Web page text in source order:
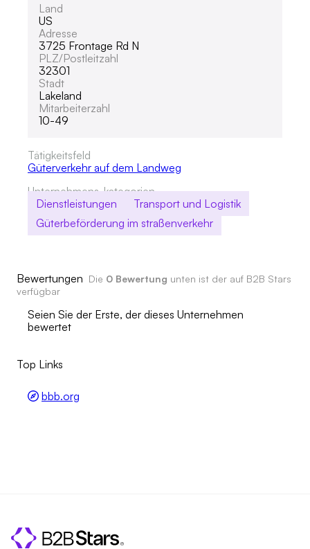
Land
US
Adresse
3725 Frontage Rd N
PLZ/Postleitzahl
32301
Stadt
Lakeland
Mitarbeiterzahl
10-49
Tätigkeitsfeld
Güterverkehr auf dem Landweg
Unternehmens-kategorien
Dienstleistungen
Transport und Logistik
Güterbeförderung im straßenverkehr
Bewertungen Die 0 Bewertung unten ist der auf B2B Stars
verfügbar
Seien Sie der Erste, der dieses Unternehmen
bewertet
Top Links
bbb.org